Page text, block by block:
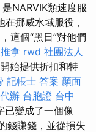
NARVIK類速度服
在挪威水域服役，
這個“黑日”對他們
拿 rwd 社團法人
始提供折扣和特
記帳士 答案 顏面
辦 台胞證 台中
已變成了一個像
錢賺錢，並從損失